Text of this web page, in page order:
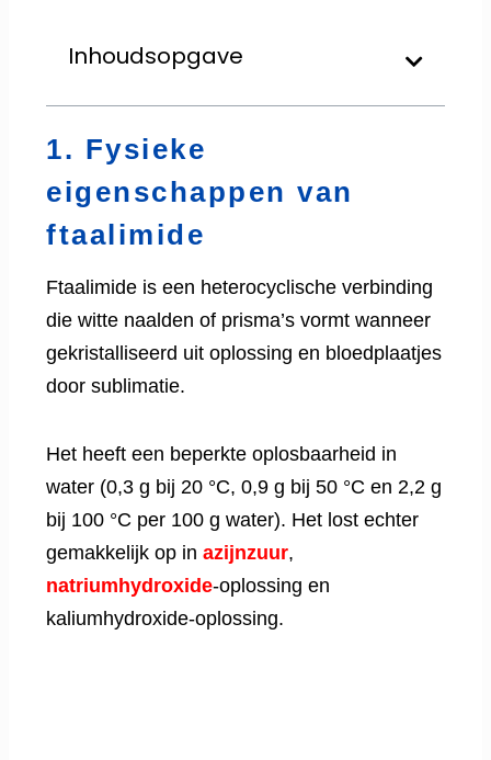
Inhoudsopgave
1. Fysieke
eigenschappen van
ftaalimide
Ftaalimide is een heterocyclische verbinding
die witte naalden of prisma’s vormt wanneer
gekristalliseerd uit oplossing en bloedplaatjes
door sublimatie.
Het heeft een beperkte oplosbaarheid in
water (0,3 g bij 20 °C, 0,9 g bij 50 °C en 2,2 g
bij 100 °C per 100 g water). Het lost echter
gemakkelijk op in azijnzuur,
natriumhydroxide-oplossing en
kaliumhydroxide-oplossing.